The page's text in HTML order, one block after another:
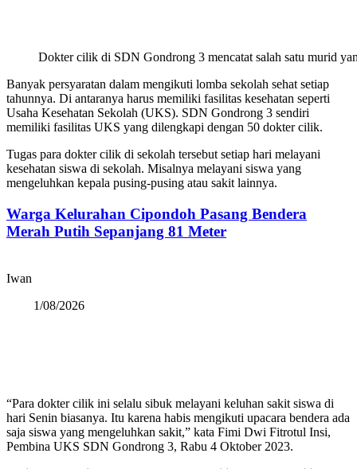
Dokter cilik di SDN Gondrong 3 mencatat salah satu murid
Banyak persyaratan dalam mengikuti lomba sekolah sehat setiap
tahunnya. Di antaranya harus memiliki fasilitas kesehatan seperti
Usaha Kesehatan Sekolah (UKS). SDN Gondrong 3 sendiri
memiliki fasilitas UKS yang dilengkapi dengan 50 dokter cilik.
Tugas para dokter cilik di sekolah tersebut setiap hari melayani
kesehatan siswa di sekolah. Misalnya melayani siswa yang
mengeluhkan kepala pusing-pusing atau sakit lainnya.
Warga Kelurahan Cipondoh Pasang Bendera
Merah Putih Sepanjang 81 Meter
Iwan
1/08/2026
“Para dokter cilik ini selalu sibuk melayani keluhan sakit siswa di
hari Senin biasanya. Itu karena habis mengikuti upacara bendera ada
saja siswa yang mengeluhkan sakit,” kata Fimi Dwi Fitrotul Insi,
Pembina UKS SDN Gondrong 3, Rabu 4 Oktober 2023.